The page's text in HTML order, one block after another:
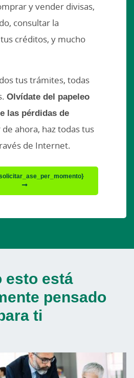
y vender divisas,
consultar la
créditos, y mucho
tus trámites, todas
Olvídate del papeleo
las pérdidas de
ahora, haz todas tus
de Internet.
esto está
pensado
ti